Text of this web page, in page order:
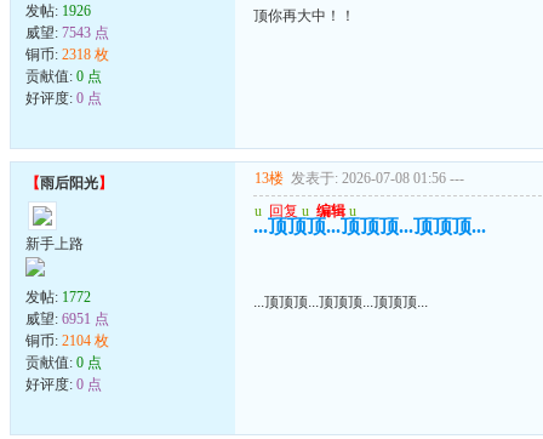
发帖: 1926
威望: 7543 点
铜币: 2318 枚
贡献值: 0 点
好评度: 0 点
顶你再大中！！
【雨后阳光】
新手上路
发帖: 1772
威望: 6951 点
铜币: 2104 枚
贡献值: 0 点
好评度: 0 点
13楼 发表于: 2026-07-08 01:56 ---
u 回复 u 编辑 u
...顶顶顶...顶顶顶...顶顶顶...
...顶顶顶...顶顶顶...顶顶顶...